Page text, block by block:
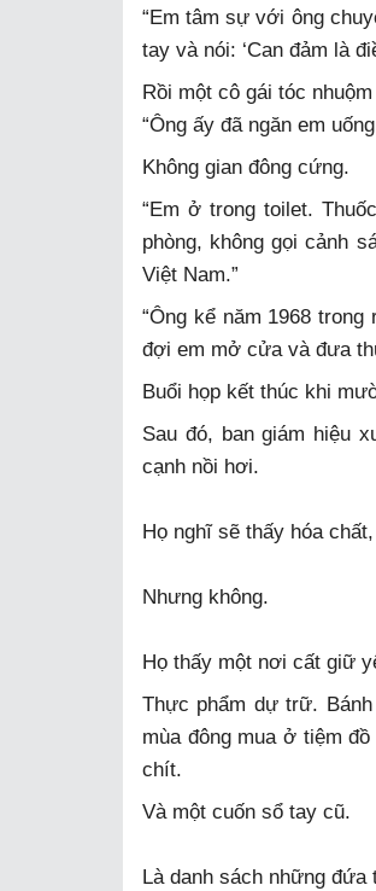
“Em tâm sự với ông
tay và nói: ‘Can đảm là
Rồi một cô gái tóc
“Ông ấy đã ngăn em
Không gian đông cứng.
“Em ở trong toilet.
phòng, không gọi cảnh
Việt Nam.”
“Ông kể năm 1968
đợi em mở cửa và đưa
Buổi họp kết thúc khi
Sau đó, ban giám hiệu
cạnh nồi hơi.
Họ nghĩ sẽ thấy hóa
Nhưng không.
Họ thấy một nơi cất giữ
Thực phẩm dự trữ.
mùa đông mua ở tiệm
chít.
Và một cuốn sổ tay cũ.
Là danh sách những đứa